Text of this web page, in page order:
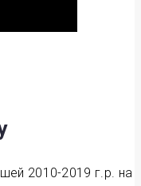
2010-2019 г.р. на